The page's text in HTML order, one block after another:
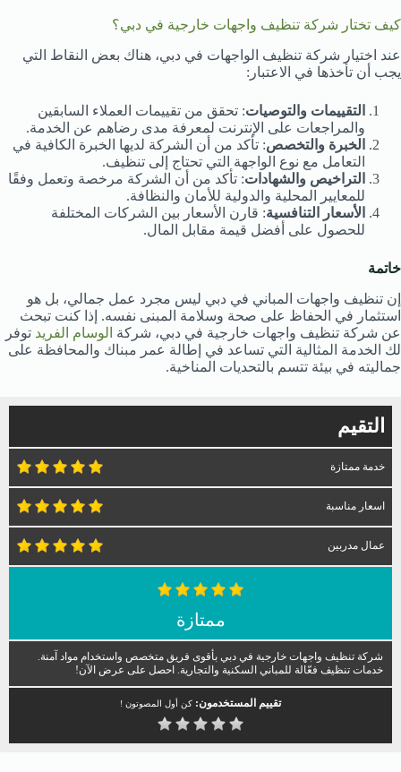
كيف تختار شركة تنظيف واجهات خارجية في دبي؟
عند اختيار شركة تنظيف الواجهات في دبي، هناك بعض النقاط التي
يجب أن تأخذها في الاعتبار:
التقييمات والتوصيات: تحقق من تقييمات العملاء السابقين
والمراجعات على الإنترنت لمعرفة مدى رضاهم عن الخدمة.
الخبرة والتخصص: تأكد من أن الشركة لديها الخبرة الكافية في
التعامل مع نوع الواجهة التي تحتاج إلى تنظيف.
التراخيص والشهادات: تأكد من أن الشركة مرخصة وتعمل وفقًا
للمعايير المحلية والدولية للأمان والنظافة.
الأسعار التنافسية: قارن الأسعار بين الشركات المختلفة
للحصول على أفضل قيمة مقابل المال.
خاتمة
إن تنظيف واجهات المباني في دبي ليس مجرد عمل جمالي، بل هو
استثمار في الحفاظ على صحة وسلامة المبنى نفسه. إذا كنت تبحث
عن شركة تنظيف واجهات خارجية في دبي، شركة الوسام الفريد توفر
لك الخدمة المثالية التي تساعد في إطالة عمر مبناك والمحافظة على
جماليته في بيئة تتسم بالتحديات المناخية.
التقيم
خدمة ممتازة
اسعار مناسبة
عمال مدربين
ممتازة
شركة تنظيف واجهات خارجية في دبي بأقوى فريق متخصص واستخدام مواد آمنة.
خدمات تنظيف فعّالة للمباني السكنية والتجارية. احصل على عرض الآن!
تقييم المستخدمون: كن أول المصوتون !